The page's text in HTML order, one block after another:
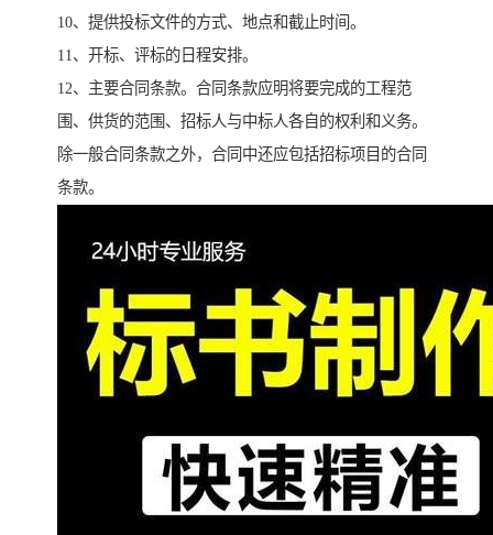
10、提供投标文件的方式、地点和截止时间。
11、开标、评标的日程安排。
12、主要合同条款。合同条款应明将要完成的工程范
围、供货的范围、招标人与中标人各自的权利和义务。
除一般合同条款之外，合同中还应包括招标项目的合同
条款。